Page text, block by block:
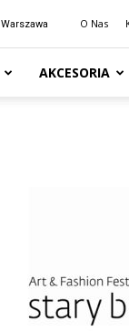
Warszawa O Nas
AKCESORIA